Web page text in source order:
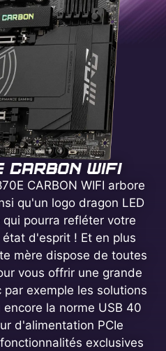
CARBON WIFI arbore
qu'un logo dragon LED
qui pourra refléter votre
d'esprit ! Et en plus
mère dispose de toutes
vous offrir une grande
exemple les solutions
la norme USB 40
d'alimentation PCIe
exclusives